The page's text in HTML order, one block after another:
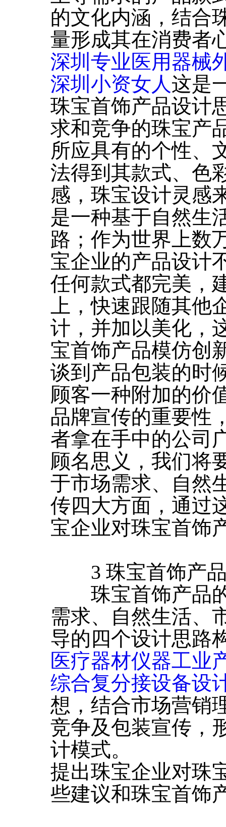
的文化内涵，结合
量形成其在消费者
深圳专业医用器械
深圳小资女人这是
珠宝首饰产品设计
求和竞争的珠宝产
所应具有的个性、
法得到其款式、色
感，珠宝设计灵感
是一种基于自然生
路；作为世界上数
宝企业的产品设计
任何款式都完美，
上，快速跟随其他
计，并加以美化，
宝首饰产品模仿创
谈到产品包装的时
顾客一种附加的价
品牌宣传的重要性
者拿在手中的公司
顾名思义，我们将
于市场需求、自然
传四大方面，通过
宝企业对珠宝首饰
3 珠宝首饰产品
珠宝首饰产品的
需求、自然生活、
导的四个设计思路
医疗器材仪器工业
综合复分接设备设
想，结合市场营销
竞争及包装宣传，
计模式。
提出珠宝企业对珠
些建议和珠宝首饰